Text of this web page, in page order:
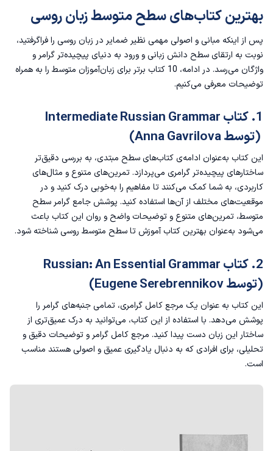
بهترین کتاب‌های سطح متوسط زبان روسی
پس از اینکه مبانی و اصولی مهمی نظیر ضمایر در زبان روسی را فراگرفتید،
نوبت به ارتقای سطح دانش زبانی و ورود به دنیای پیچیده‌تر گرامر و
واژگان می‌رسد. در ادامه، 10 کتاب برتر برای زبان‌آموزان متوسط را به همراه
توضیحات معرفی می‌کنیم.
1. کتاب Intermediate Russian Grammar
(توسط Anna Gavrilova)
این کتاب به‌عنوان ادامه‌ی کتاب‌های سطح مبتدی، به بررسی دقیق‌تر
ساختارهای پیچیده‌تر گرامری می‌پردازد. تمرین‌های متنوع و مثال‌های
کاربردی، به شما کمک می‌کنند تا مفاهیم را به‌خوبی درک کنید و در
موقعیت‌های مختلف از آن‌ها استفاده کنید. پوشش جامع گرامر سطح
متوسط، تمرین‌های متنوع و توضیحات واضح و روان این کتاب باعث
می‌شود به‌عنوان بهترین کتاب آموزش تا سطح متوسط روسی شناخته شود.
2. کتاب Russian: An Essential Grammar
(توسط Eugene Serebrennikov)
این کتاب به عنوان یک مرجع کامل گرامری، تمامی جنبه‌های گرامر را
پوشش می‌دهد. با استفاده از این کتاب، می‌توانید به درک عمیق‌تری از
ساختار این زبان دست پیدا کنید. مرجع کامل گرامر و توضیحات دقیق و
تحلیلی، برای افرادی که به دنبال یادگیری عمیق و اصولی هستند مناسب
است.